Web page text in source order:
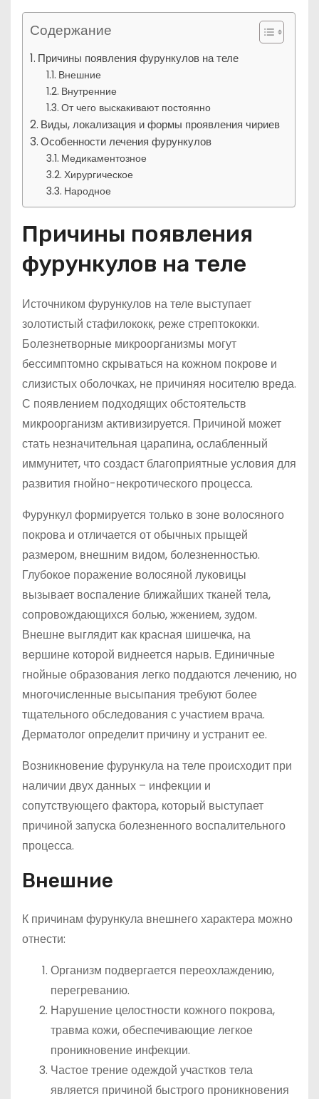
Содержание
Причины появления фурункулов на теле
Внешние
Внутренние
От чего выскакивают постоянно
Виды, локализация и формы проявления чириев
Особенности лечения фурункулов
Медикаментозное
Хирургическое
Народное
Причины появления
фурункулов на теле
Источником фурункулов на теле выступает
золотистый стафилококк, реже стрептококки.
Болезнетворные микроорганизмы могут
бессимптомно скрываться на кожном покрове и
слизистых оболочках, не причиняя носителю вреда.
С появлением подходящих обстоятельств
микроорганизм активизируется. Причиной может
стать незначительная царапина, ослабленный
иммунитет, что создаст благоприятные условия для
развития гнойно-некротического процесса.
Фурункул формируется только в зоне волосяного
покрова и отличается от обычных прыщей
размером, внешним видом, болезненностью.
Глубокое поражение волосяной луковицы
вызывает воспаление ближайших тканей тела,
сопровождающихся болью, жжением, зудом.
Внешне выглядит как красная шишечка, на
вершине которой виднеется нарыв. Единичные
гнойные образования легко поддаются лечению, но
многочисленные высыпания требуют более
тщательного обследования с участием врача.
Дерматолог определит причину и устранит ее.
Возникновение фурункула на теле происходит при
наличии двух данных – инфекции и
сопутствующего фактора, который выступает
причиной запуска болезненного воспалительного
процесса.
Внешние
К причинам фурункула внешнего характера можно
отнести:
Организм подвергается переохлаждению,
перегреванию.
Нарушение целостности кожного покрова,
травма кожи, обеспечивающие легкое
проникновение инфекции.
Частое трение одеждой участков тела
является причиной быстрого проникновения